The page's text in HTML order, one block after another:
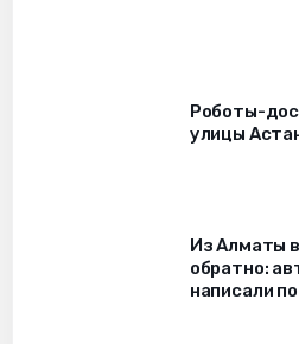
Роботы-
улицы
Из Алматы
обратно:
написали